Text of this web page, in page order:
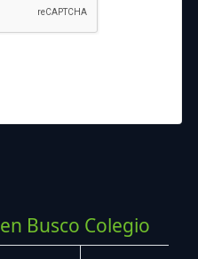
en Busco Colegio